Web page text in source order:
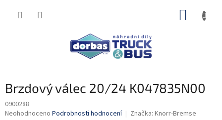
Brzdový válec 20/24 K047835N00
0900288
Průměrné
Neohodnoceno Podrobnosti hodnocení Značka: Knorr-Bremse